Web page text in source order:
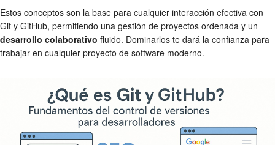
Estos conceptos son la base para cualquier interacción efectiva con
Git y GitHub, permitiendo una gestión de proyectos ordenada y un
desarrollo colaborativo fluido. Dominarlos te dará la confianza para
trabajar en cualquier proyecto de software moderno.